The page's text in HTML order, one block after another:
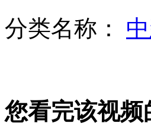
分类名称：
您看完该视频